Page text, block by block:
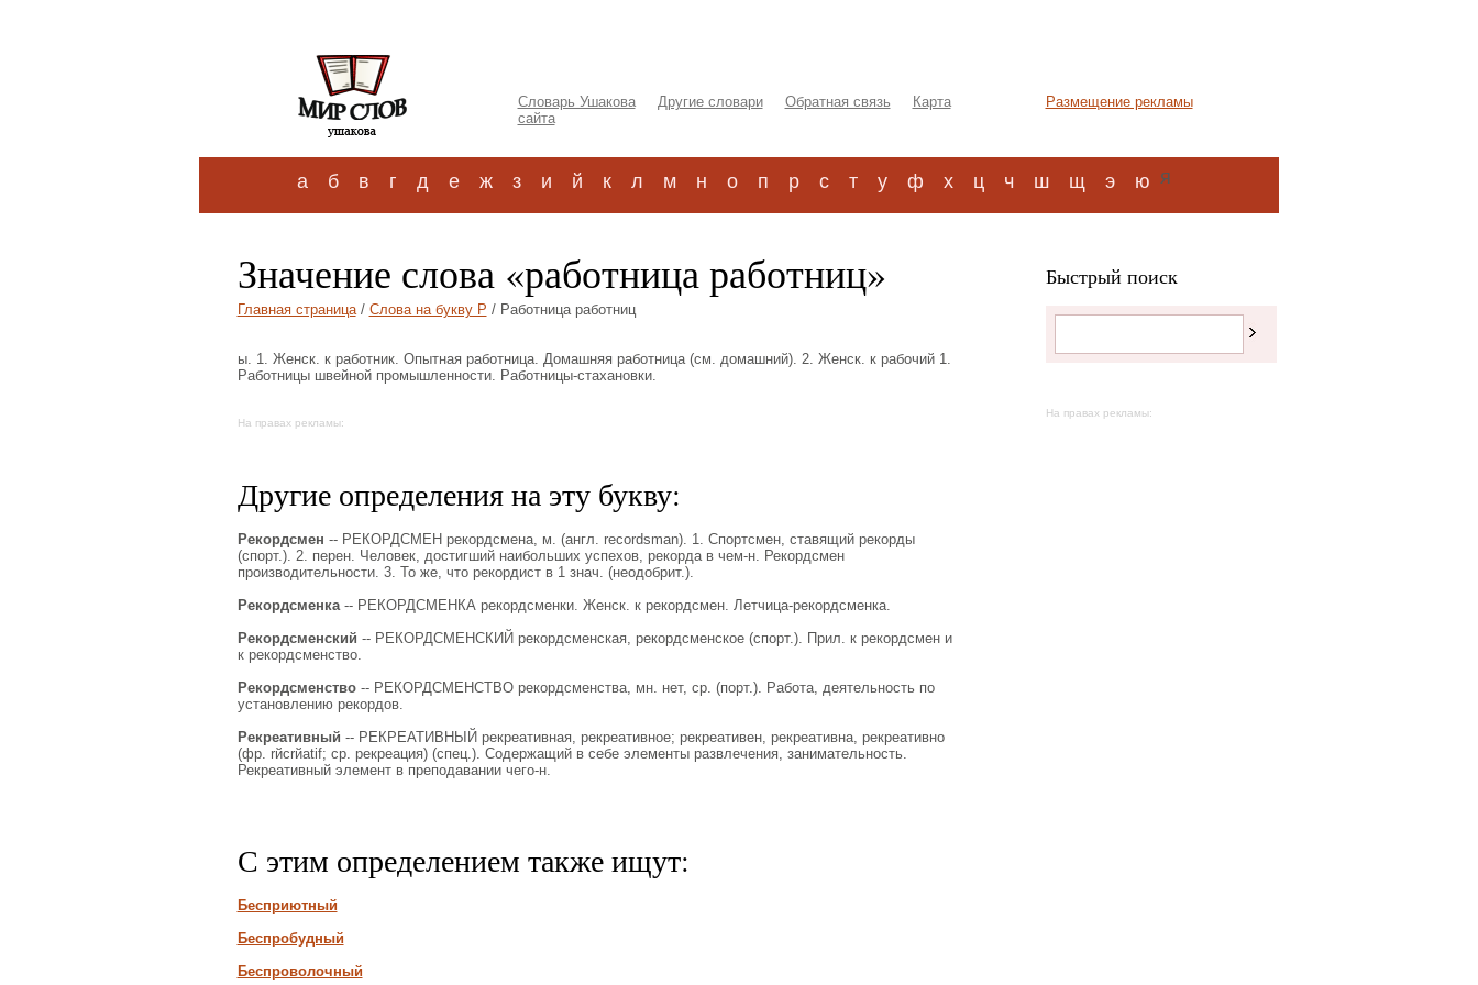
Словарь Ушакова Другие словари Обратная связь
Карта
сайта
Размещение рекламы
а б в г д е ж з и й к л м н о п р с т у ф х ц ч ш щ э ю я
Значение слова «работница работниц»
Главная страница/ Слова на букву Р / Работница работниц
ы. 1. Женск. к работник. Опытная работница. Домашняя работница (см. домашний). 2. Женск. к рабочий 1.
Работницы швейной промышленности. Работницы-стахановки.
На правах рекламы:
Другие определения на эту букву:
Рекордсмен -- РЕКОРДСМЕН рекордсмена, м. (англ. recordsman). 1. Спортсмен, ставящий рекорды
(спорт.). 2. перен. Человек, достигший наибольших успехов, рекорда в чем-н. Рекордсмен
производительности. 3. То же, что рекордист в 1 знач. (неодобрит.).
Рекордсменка-- РЕКОРДСМЕНКА рекордсменки. Женск. к рекордсмен. Летчица-рекордсменка.
Рекордсменский -- РЕКОРДСМЕНСКИЙ рекордсменская, рекордсменское (спорт.). Прил. к рекордсмен и
к рекордсменство.
Рекордсменство-- РЕКОРДСМЕНСТВО рекордсменства, мн. нет, ср. (порт.). Работа, деятельность по
установлению рекордов.
Рекреативный -- РЕКРЕАТИВНЫЙ рекреативная, рекреативное; рекреативен, рекреативна, рекреативно
(фр. rйcrйatif; ср. рекреация) (спец.). Содержащий в себе элементы развлечения, занимательность.
Рекреативный элемент в преподавании чего-н.
С этим определением также ищут:
Бесприютный
Беспробудный
Беспроволочный
Быстрый поиск
На правах рекламы: